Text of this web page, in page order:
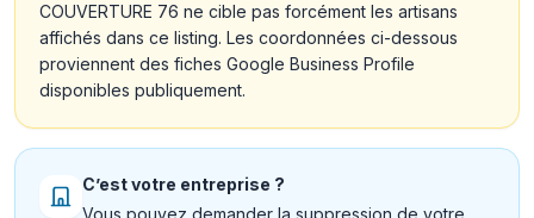
COUVERTURE 76 ne cible pas forcément les artisans
affichés dans ce listing. Les coordonnées ci-dessous
proviennent des fiches Google Business Profile
disponibles publiquement.
C’est votre entreprise ?
Vous pouvez demander la suppression de votre